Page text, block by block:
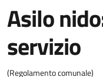
Asilo
servizio
(Regolamento comunale)